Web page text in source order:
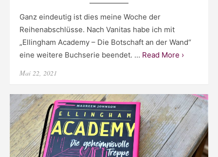
Ganz eindeutig ist dies meine Woche der
Reihenabschlüsse. Nach Vanitas habe ich mit
„Ellingham Academy – Die Botschaft an der Wand“
eine weitere Buchserie beendet. … Read More ›
Posted
Mai 22, 2021